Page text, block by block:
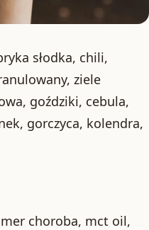
słodka, chili,
ziele
goździki, cebula,
gorczyca, kolendra,
choroba, mct oil,